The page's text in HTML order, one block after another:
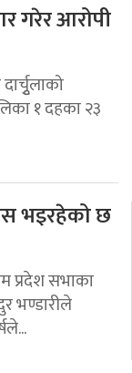
गरेर आरोपी
१ दहका २३
भइरहेको छ
प्रदेश सभाका
भण्डारीले